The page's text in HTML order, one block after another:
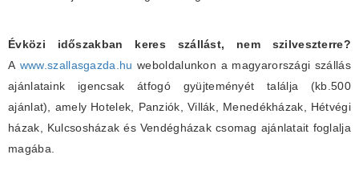
Évközi időszakban keres szállást, nem szilveszterre?
A www.szallasgazda.hu weboldalunkon a magyarországi szállás
ajánlataink igencsak átfogó gyüjteményét találja (kb.500
ajánlat), amely Hotelek, Panziók, Villák, Menedékházak, Hétvégi
házak, Kulcsosházak és Vendégházak csomag ajánlatait foglalja
magába.